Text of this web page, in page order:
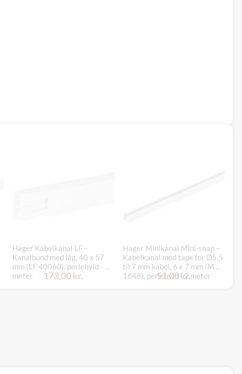
Hager Kabelkanal LF –
Kanalbund med låg, 40 x 57
mm (LF 40060), perlehvid - 2
meter
173,00 kr.
Hager Minikanal Mini-snap –
Kabelkanal med tape for Ø5,5
til 7 mm kabel, 6 x 7 mm (M
1648), perlehvid - 2 meter
51,00 kr.